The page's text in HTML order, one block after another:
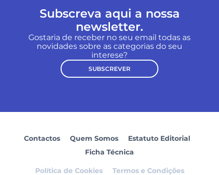
Subscreva aqui a nossa
newsletter.
Gostaria de receber no seu email todas as
novidades sobre as categorias do seu
interese?
SUBSCREVER
Contactos Quem Somos
Estatuto Editorial
Ficha Técnica
Política de Cookies Termos e Condições